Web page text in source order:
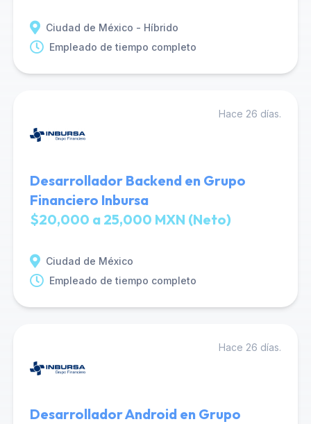
Ciudad de México - Híbrido
Empleado de tiempo completo
Hace 26 días.
Desarrollador Backend en Grupo
Financiero Inbursa
$20,000 a 25,000 MXN (Neto)
Ciudad de México
Empleado de tiempo completo
Hace 26 días.
Desarrollador Android en Grupo